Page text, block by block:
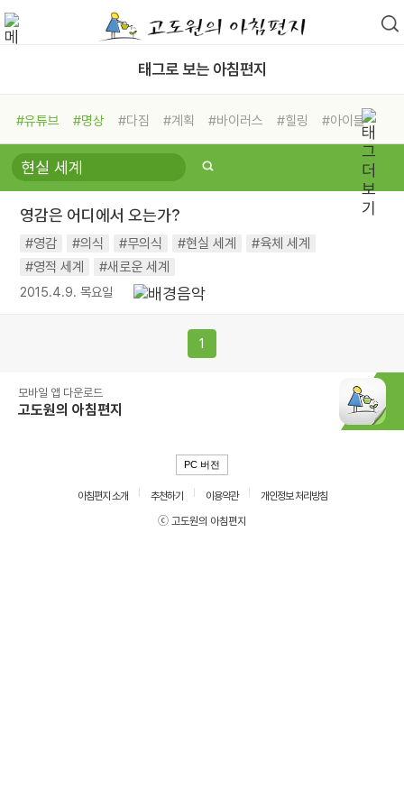
태그로 보는 아침편지
#유튜브 #명상 #다짐 #계획 #바이러스 #힐링
#아이들
#비전캠프
#독서캠프 #삶
#희망
#나눔 #친구 #링컨학교
#독서
#건강 #면역력
영감은 어디에서 오는가?
#영감 #의식 #무의식 #현실 세계
#육체 세계
#영적 세계
#새로운 세계
2015.4.9. 목요일
1
모바일 앱 다운로드
고도원의 아침편지
PC 버전
아침편지 소개 추천하기 이용약관
개인정보 처리방침
ⓒ 고도원의 아침편지